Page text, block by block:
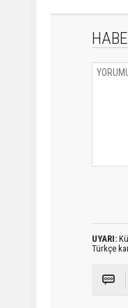
UYARI:
Türkçe